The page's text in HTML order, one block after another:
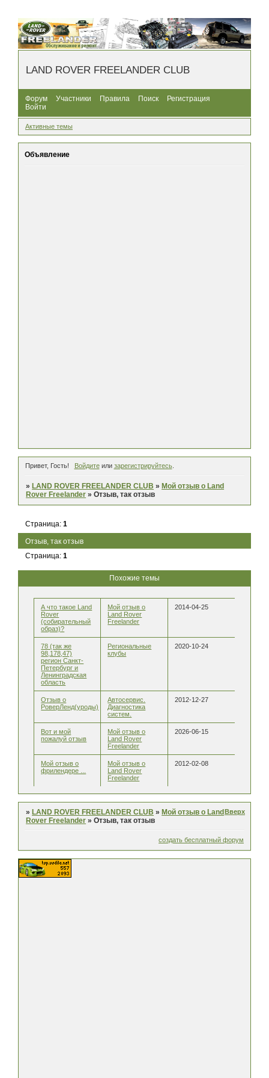
LAND ROVER FREELANDER CLUB
Форум Участники Правила Поиск
Регистрация
Войти
Активные темы
Объявление
Привет, Гость! Войдитеили зарегистрируйтесь.
» LAND ROVER FREELANDER CLUB » Мой отзыв о Land
Rover Freelander »Отзыв, так отзыв
Отзыв, так отзыв
Страница:1
Страница:1
Похожие темы
А что такое Land
Rover
(собирательный
образ)?
Мой отзыв о
Land Rover
Freelander
2014-04-25
78 (так же
98,178,47)
регион Санкт-
Петербург и
Ленинградская
область
Региональные
клубы
2020-10-24
Отзыв о
РоверЛенд(уроды)
Автосервис.
Диагностика
систем.
2012-12-27
Вот и мой
пожалуй отзыв
Мой отзыв о
Land Rover
Freelander
2026-06-15
Мой отзыв о
фрилендере ...
Мой отзыв о
Land Rover
Freelander
2012-02-08
» LAND ROVER FREELANDER CLUB » Мой отзыв о Land
Rover Freelander »Отзыв, так отзыв
Вверх
создать бесплатный форум